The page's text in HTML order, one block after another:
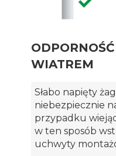
WIATREM
Słabo napięty
niebezpiecznie
przypadku
w ten sposób
uchwyty